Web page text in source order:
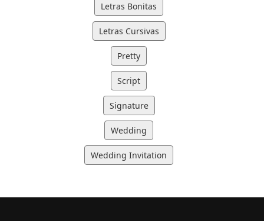
Letras Bonitas
Letras Cursivas
Pretty
Script
Signature
Wedding
Wedding Invitation